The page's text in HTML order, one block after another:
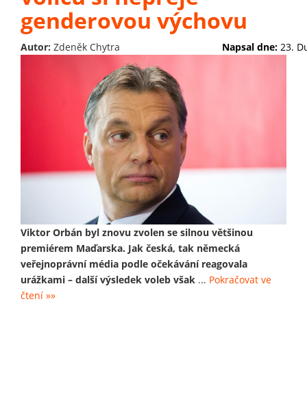
genderovou výchovu
Autor: Zdeněk Chytra Napsal dne: 23.
Viktor Orbán byl znovu zvolen se silnou většinou
premiérem Maďarska. Jak česká, tak německá
veřejnoprávní média podle očekávání reagovala
urážkami – další výsledek voleb však ... Pokračovat ve
čtení »»